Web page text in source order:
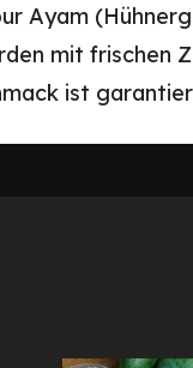
&
Ayam
mit frischen
ist